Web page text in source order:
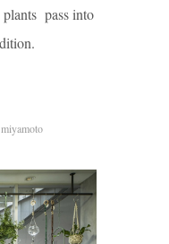
pass into